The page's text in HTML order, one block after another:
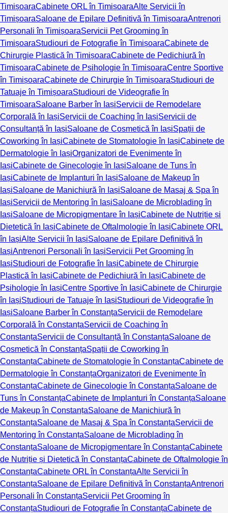
TimișoaraCabinete ORL în TimișoaraAlte Servicii în
TimișoaraSaloane de Epilare Definitivă în TimișoaraAntrenori
Personali în TimișoaraServicii Pet Grooming în
TimișoaraStudiouri de Fotografie în TimișoaraCabinete de
Chirurgie Plastică în TimișoaraCabinete de Pedichiură în
TimișoaraCabinete de Psihologie în TimișoaraCentre Sportive
în TimișoaraCabinete de Chirurgie în TimișoaraStudiouri de
Tatuaje în TimișoaraStudiouri de Videografie în
TimișoaraSaloane Barber în IașiServicii de Remodelare
Corporală în IașiServicii de Coaching în IașiServicii de
Consultanță în IașiSaloane de Cosmetică în IașiSpații de
Coworking în IașiCabinete de Stomatologie în IașiCabinete de
Dermatologie în IașiOrganizatori de Evenimente în
IașiCabinete de Ginecologie în IașiSaloane de Tuns în
IașiCabinete de Implanturi în IașiSaloane de Makeup în
IașiSaloane de Manichiură în IașiSaloane de Masaj & Spa în
IașiServicii de Mentoring în IașiSaloane de Microblading în
IașiSaloane de Micropigmentare în IașiCabinete de Nutriție și
Dietetică în IașiCabinete de Oftalmologie în IașiCabinete ORL
în IașiAlte Servicii în IașiSaloane de Epilare Definitivă în
IașiAntrenori Personali în IașiServicii Pet Grooming în
IașiStudiouri de Fotografie în IașiCabinete de Chirurgie
Plastică în IașiCabinete de Pedichiură în IașiCabinete de
Psihologie în IașiCentre Sportive în IașiCabinete de Chirurgie
în IașiStudiouri de Tatuaje în IașiStudiouri de Videografie în
IașiSaloane Barber în ConstanțaServicii de Remodelare
Corporală în ConstanțaServicii de Coaching în
ConstanțaServicii de Consultanță în ConstanțaSaloane de
Cosmetică în ConstanțaSpații de Coworking în
ConstanțaCabinete de Stomatologie în ConstanțaCabinete de
Dermatologie în ConstanțaOrganizatori de Evenimente în
ConstanțaCabinete de Ginecologie în ConstanțaSaloane de
Tuns în ConstanțaCabinete de Implanturi în ConstanțaSaloane
de Makeup în ConstanțaSaloane de Manichiură în
ConstanțaSaloane de Masaj & Spa în ConstanțaServicii de
Mentoring în ConstanțaSaloane de Microblading în
ConstanțaSaloane de Micropigmentare în ConstanțaCabinete
de Nutriție și Dietetică în ConstanțaCabinete de Oftalmologie în
ConstanțaCabinete ORL în ConstanțaAlte Servicii în
ConstanțaSaloane de Epilare Definitivă în ConstanțaAntrenori
Personali în ConstanțaServicii Pet Grooming în
ConstanțaStudiouri de Fotografie în ConstanțaCabinete de